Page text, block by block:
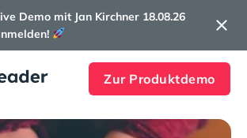
Demo mit Jan Kirchner 18.08.26
Zur Produktdemo